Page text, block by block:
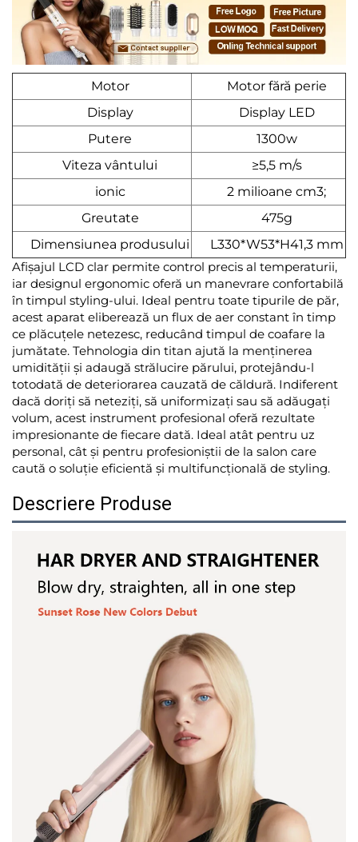
Motor
Motor fără perie
Display
Display LED
Putere
1300w
Viteza vântului
≥5,5 m/s
ionic
2 milioane cm3;
Greutate
475g
Dimensiunea produsului
L330*W53*H41,3 mm
Afișajul LCD clar permite control precis al temperaturii,
iar designul ergonomic oferă un manevrare confortabilă
în timpul styling-ului. Ideal pentru toate tipurile de păr,
acest aparat eliberează un flux de aer constant în timp
ce plăcuțele netezesc, reducând timpul de coafare la
jumătate. Tehnologia din titan ajută la menținerea
umidității și adaugă strălucire părului, protejându-l
totodată de deteriorarea cauzată de căldură. Indiferent
dacă doriți să neteziți, să uniformizați sau să adăugați
volum, acest instrument profesional oferă rezultate
impresionante de fiecare dată. Ideal atât pentru uz
personal, cât și pentru profesioniștii de la salon care
caută o soluție eficientă și multifuncțională de styling.
Descriere Produse